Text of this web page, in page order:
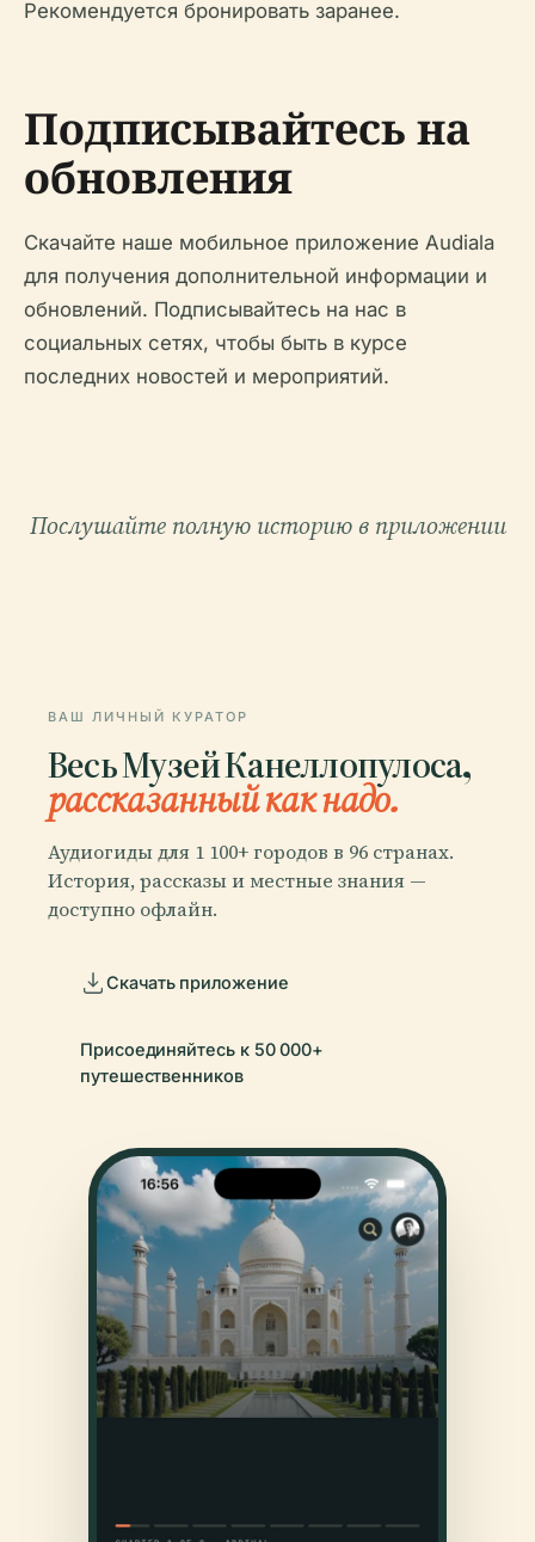
Рекомендуется бронировать заранее.
Подписывайтесь на
обновления
Скачайте наше мобильное приложение Audiala
для получения дополнительной информации и
обновлений. Подписывайтесь на нас в
социальных сетях, чтобы быть в курсе
последних новостей и мероприятий.
Послушайте полную историю в приложении
ВАШ ЛИЧНЫЙ КУРАТОР
Весь Музей Канеллопулоса,
рассказанный как надо.
Аудиогиды для 1 100+ городов в 96 странах.
История, рассказы и местные знания —
доступно офлайн.
Скачать приложение
Присоединяйтесь к 50 000+
путешественников